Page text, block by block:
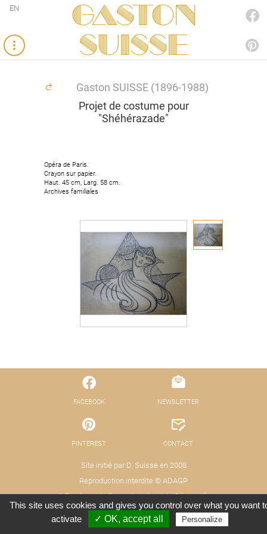
Gaston
SUISSE
EN
Gaston SUISSE (1896-1988)
Projet de costume pour
"Shéhérazade"
Opéra de Paris.
Crayon sur papier.
Haut. 45 cm, Larg. 58 cm.
Archives familiales
Opéra de Paris.
Crayon sur papier.
Haut. 45 cm, Larg. 58 cm.
Archives familiales
FACEBOOK
PINTEREST
Site initié par D. Suisse en 2008
Reproduction interdite © ADAGP
© Fond pour la Promotion des Arts Décoratifs
NEWSLETTER
CONTACT
Mentions légales - Protection des données Crédits : Xooloop Studio
This site uses cookies and gives you control over what you want
activate
✓ OK, accept all Personalize